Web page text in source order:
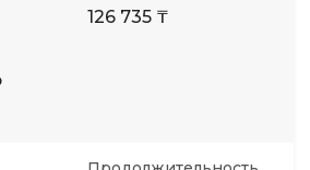
126 735 ₸